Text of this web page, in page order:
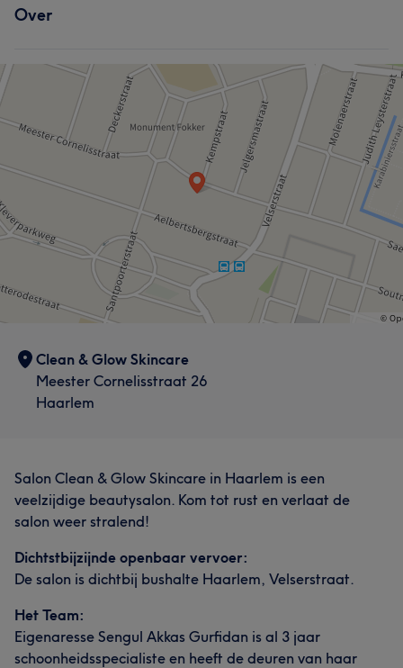
Over
Clean & Glow Skincare
Meester Cornelisstraat 26
Haarlem
Salon Clean & Glow Skincare in Haarlem is een
veelzijdige beautysalon. Kom tot rust en verlaat de
salon weer stralend!
Dichtstbijzijnde openbaar vervoer:
De salon is dichtbij bushalte Haarlem, Velserstraat.
Het Team:
Eigenaresse Sengul Akkas Gurfidan is al 3 jaar
schoonheidsspecialiste en heeft de deuren van haar